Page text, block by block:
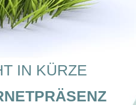
IN KÜRZE